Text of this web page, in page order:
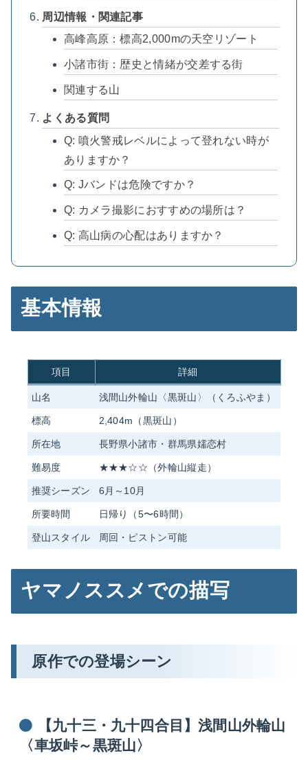
周辺情報・関連記事
高峰高原：標高2,000mの天空リゾート
小諸市街：歴史と情緒が交差する街
関連する山
よくある質問
Q: 噴火警戒レベルによって登れない時が
ありますか？
Q: Jバンドは危険ですか？
Q: カメラ撮影におすすめの場所は？
Q: 高山病の心配はありますか？
基本情報
項目 詳細
山名 浅間山外輪山〈黒斑山〉（くろふやま）
標高 2,404m（黒斑山）
所在地 長野県小諸市・群馬県嬬恋村
難易度 ★★★☆☆（外輪山縦走）
推奨シーズン 6月～10月
所要時間 日帰り（5〜6時間）
登山スタイル 周回・ピストン可能
ヤマノススメでの描写
原作での登場シーン
【九十三・九十四合目】浅間山外輪山
〈車坂峠～黒斑山〉